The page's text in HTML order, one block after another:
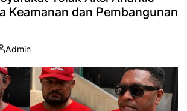
Keamanan dan Pembangunan
Admin